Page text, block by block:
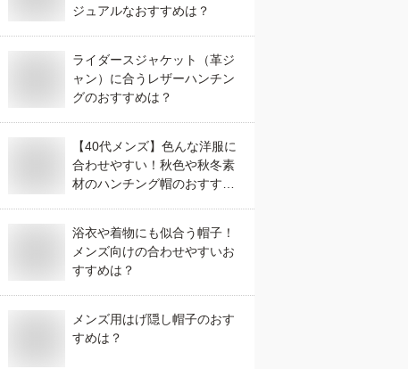
ジュアルなおすすめは？
ライダースジャケット（革ジ
ャン）に合うレザーハンチン
グのおすすめは？
【40代メンズ】色んな洋服に
合わせやすい！秋色や秋冬素
材のハンチング帽のおすすめ
浴衣や着物にも似合う帽子！
メンズ向けの合わせやすいお
すすめは？
メンズ用はげ隠し帽子のおす
すめは？